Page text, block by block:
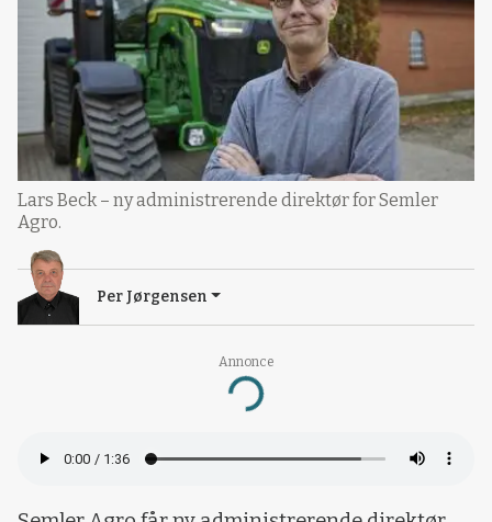
Annonce
Loading...
Lars Beck – ny administrerende direktør for Semler
Agro.
Per Jørgensen